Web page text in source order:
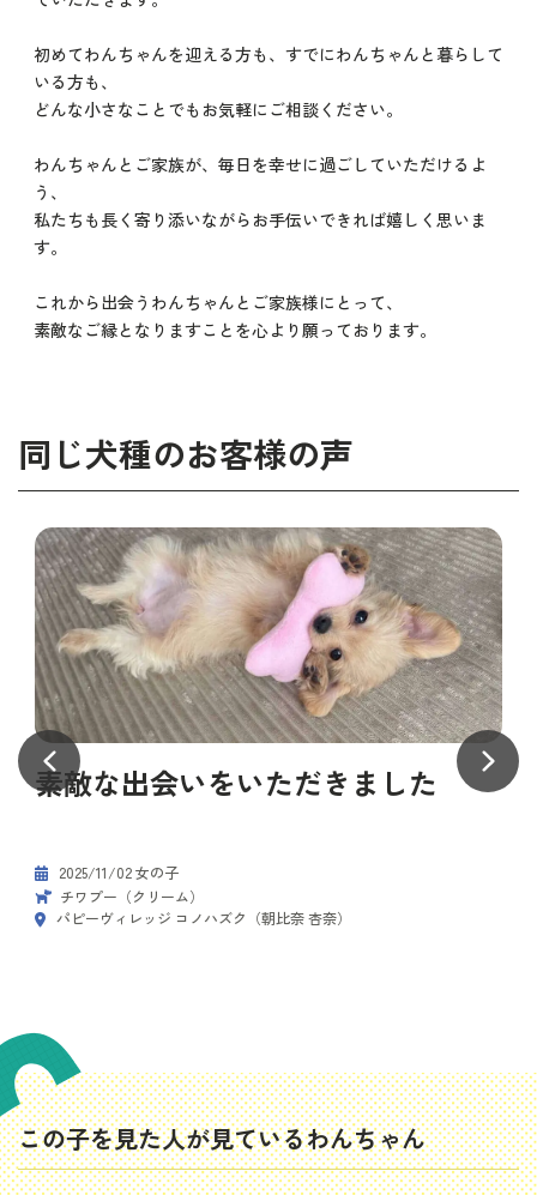
初めてわんちゃんを迎える方も、すでにわんちゃんと暮らして
いる方も、
どんな小さなことでもお気軽にご相談ください。
わんちゃんとご家族が、毎日を幸せに過ごしていただけるよ
う、
私たちも長く寄り添いながらお手伝いできれば嬉しく思いま
す。
これから出会うわんちゃんとご家族様にとって、
素敵なご縁となりますことを心より願っております。
同じ犬種のお客様の声
素敵な出会いをいただきました
2025/11/02 女の子
チワプー（クリーム）
パピーヴィレッジ コノハズク（朝比奈 杏奈）
この子を見た人が見ているわんちゃん